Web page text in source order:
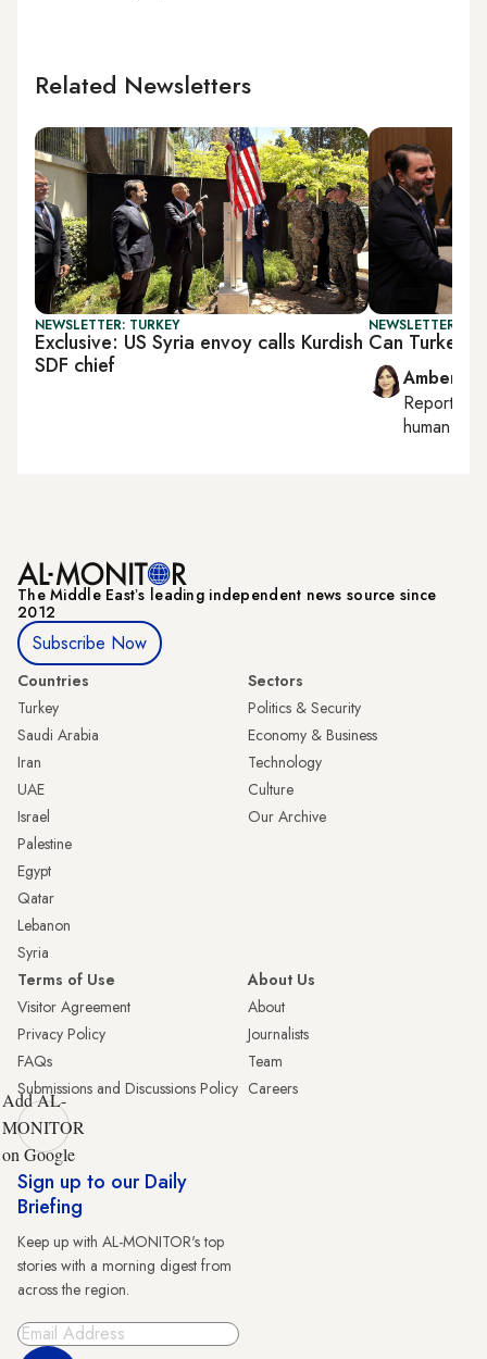
Related Newsletters
NEWSLETTER: TURKEY
Exclusive: US Syria envoy calls Kurdish
SDF chief
NEWSLETTER:
Can Turkey-
Amberin
Reporting
human
The Middle Eastʼs leading independent news source since
2012
Subscribe Now
Countries
Turkey
Saudi Arabia
Iran
UAE
Israel
Palestine
Egypt
Qatar
Lebanon
Syria
Sectors
Politics & Security
Economy & Business
Technology
Culture
Our Archive
Terms of Use
Visitor Agreement
Privacy Policy
FAQs
Submissions and Discussions Policy
About Us
About
Journalists
Team
Careers
Add AL-
MONITOR
on Google
Sign up to our Daily
Briefing
Keep up with AL-MONITOR's top
stories with a morning digest from
across the region.